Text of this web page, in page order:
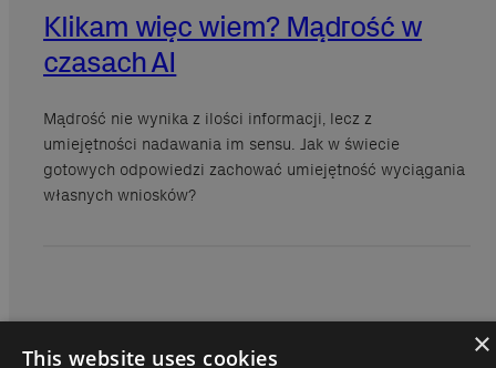
Klikam więc wiem? Mądrość w
czasach AI
Mądrość nie wynika z ilości informacji, lecz z
umiejętności nadawania im sensu. Jak w świecie
gotowych odpowiedzi zachować umiejętność wyciągania
własnych wniosków?
We also share information about your use of our site with our
advertising and analytics partners who may combine it with other
information that you’ve provided to them or that they’ve collected from
STRICTLY NECESSARY
PERFORMANCE
TARGETING FUNCTIONALITY